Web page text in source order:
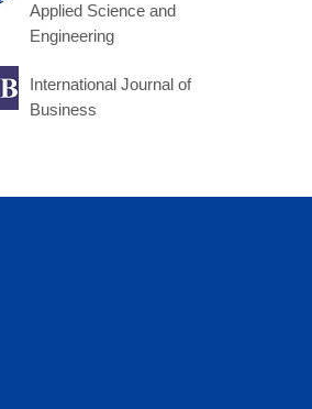
Applied Science and
Engineering
International Journal of
Business